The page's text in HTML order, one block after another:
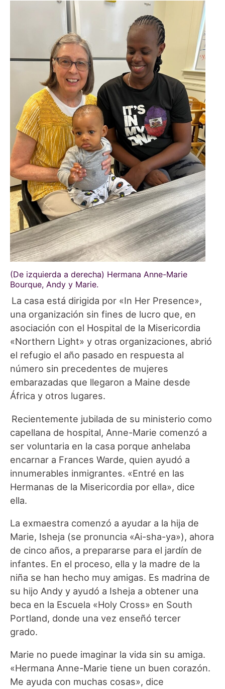
(De izquierda a derecha) Hermana Anne-Marie
Bourque, Andy y Marie.
La casa está dirigida por «In Her Presence»,
una organización sin fines de lucro que, en
asociación con el Hospital de la Misericordia
«Northern Light» y otras organizaciones, abrió
el refugio el año pasado en respuesta al
número sin precedentes de mujeres
embarazadas que llegaron a Maine desde
África y otros lugares.
Recientemente jubilada de su ministerio como
capellana de hospital, Anne-Marie comenzó a
ser voluntaria en la casa porque anhelaba
encarnar a Frances Warde, quien ayudó a
innumerables inmigrantes. «Entré en las
Hermanas de la Misericordia por ella», dice
ella.
La exmaestra comenzó a ayudar a la hija de
Marie, Isheja (se pronuncia «Ai-sha-ya»), ahora
de cinco años, a prepararse para el jardín de
infantes. En el proceso, ella y la madre de la
niña se han hecho muy amigas. Es madrina de
su hijo Andy y ayudó a Isheja a obtener una
beca en la Escuela «Holy Cross» en South
Portland, donde una vez enseñó tercer
grado.
Marie no puede imaginar la vida sin su amiga.
«Hermana Anne-Marie tiene un buen corazón.
Me ayuda con muchas cosas», dice